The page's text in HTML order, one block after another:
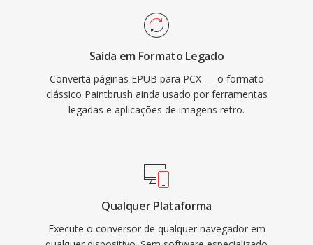
Saída em Formato Legado
Converta páginas EPUB para PCX — o formato
clássico Paintbrush ainda usado por ferramentas
legadas e aplicações de imagens retro.
Qualquer Plataforma
Execute o conversor de qualquer navegador em